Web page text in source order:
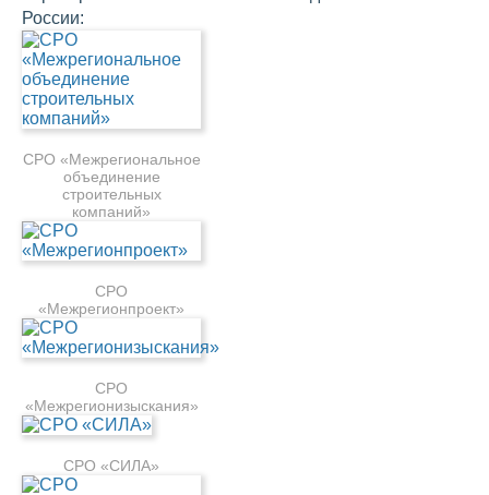
России:
СРО «Межрегиональное
объединение
строительных
компаний»
СРО
«Межрегионпроект»
СРО
«Межрегионизыскания»
СРО «СИЛА»